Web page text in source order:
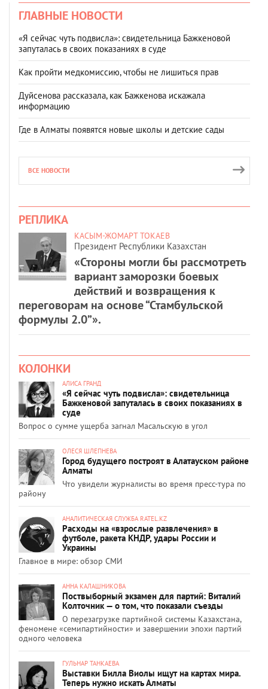
ГЛАВНЫЕ НОВОСТИ
«Я сейчас чуть подвисла»: свидетельница Бажкеновой
запуталась в своих показаниях в суде
Как пройти медкомиссию, чтобы не лишиться прав
Дуйсенова рассказала, как Бажкенова искажала
информацию
Где в Алматы появятся новые школы и детские сады
ВСЕ НОВОСТИ
РЕПЛИКА
КАСЫМ-ЖОМАРТ ТОКАЕВ
Президент Республики Казахстан
«Стороны могли бы рассмотреть
вариант заморозки боевых
действий и возвращения к
переговорам на основе “Стамбульской
формулы 2.0”».
КОЛОНКИ
АЛИСА ГРАНД
«Я сейчас чуть подвисла»: свидетельница
Бажкеновой запуталась в своих показаниях в
суде
Вопрос о сумме ущерба загнал Масальскую в угол
ОЛЕСЯ ШЛЕПНЕВА
Город будущего построят в Алатауском районе
Алматы
Что увидели журналисты во время пресс-тура по
району
АНАЛИТИЧЕСКАЯ СЛУЖБА RATEL.KZ
Расходы на «взрослые развлечения» в
футболе, ракета КНДР, удары России и
Украины
Главное в мире: обзор СМИ
АННА КАЛАШНИКОВА
Поствыборный экзамен для партий: Виталий
Колточник — о том, что показали съезды
О перезагрузке партийной системы Казахстана,
феномене «семипартийности» и завершении эпохи партий
одного человека
ГУЛЬНАР ТАНКАЕВА
Выставки Билла Виолы ищут на картах мира.
Теперь нужно искать Алматы